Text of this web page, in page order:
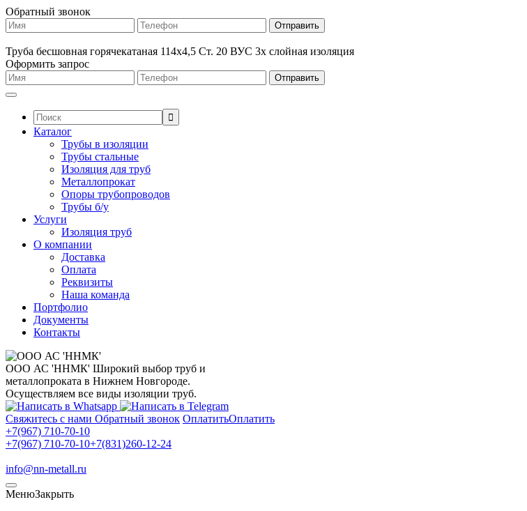
Обратный звонок
Труба бесшовная горячекатаная 114х4,5 Ст. 20 ВУС 3х слойная изоляция
Оформить запрос
Поиск:
Каталог
Трубы в изоляции
Трубы стальные
Изоляция для труб
Металлопрокат
Опоры трубопроводов
Трубы б/у
Услуги
Изоляция труб
О компании
Доставка
Оплата
Реквизиты
Наша команда
Портфолио
Документы
Контакты
ООО АС 'ННМК' Широкий выбор труб и
металлопроката в Нижнем Новгороде.
Осуществляем все виды изоляции труб.
Свяжитесь с нами Обратный звонок ОплатитьОплатить
+7(967) 710-70-10
+7(967) 710-70-10+7(831)260-12-24
info@nn-metall.ru
МенюЗакрыть